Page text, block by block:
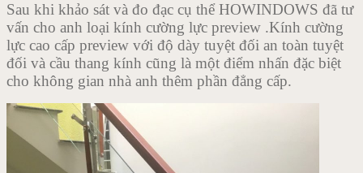
Sau khi khảo sát và đo đạc cụ thể HOWINDOWS đã tư
vấn cho anh loại kính cường lực preview .Kính cường
lực cao cấp preview với độ dày tuyệt đối an toàn tuyệt
đối và cầu thang kính cũng là một điểm nhấn đặc biệt
cho không gian nhà anh thêm phần đẳng cấp.